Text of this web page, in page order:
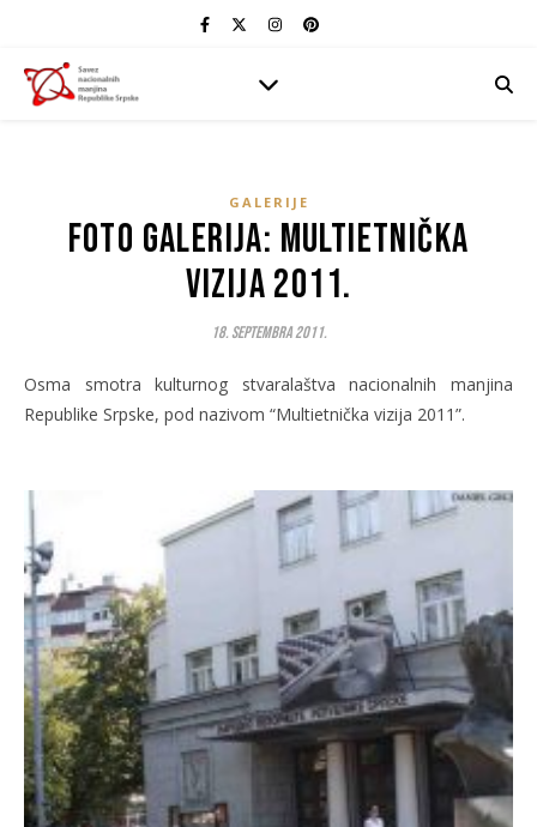
GALERIJE
Foto galerija: Multietnička
vizija 2011.
18. Septembra 2011.
Osma smotra kulturnog stvaralaštva nacionalnih manjina
Republike Srpske, pod nazivom “Multietnička vizija 2011”.